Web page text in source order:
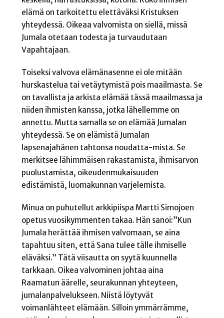
elämä on tarkoitettu elettäväksi Kristuksen
yhteydessä. Oikeaa valvomista on siellä, missä
Jumala otetaan todesta ja turvaudutaan
Vapahtajaan.
Toiseksi valvova elämänasenne ei ole mitään
hurskastelua tai vetäytymistä pois maailmasta. Se
on tavallista ja arkista elämää tässä maailmassa ja
niiden ihmisten kanssa, jotka lähellemme on
annettu. Mutta samalla se on elämää Jumalan
yhteydessä. Se on elämistä Jumalan
lapsenajahänen tahtonsa noudatta-mista. Se
merkitsee lähimmäisen rakastamista, ihmisarvon
puolustamista, oikeudenmukaisuuden
edistämistä, luomakunnan varjelemista.
Minua on puhutellut arkkipiispa Martti Simojoen
opetus vuosikymmenten takaa. Hän sanoi:”Kun
Jumala herättää ihmisen valvomaan, se aina
tapahtuu siten, että Sana tulee tälle ihmiselle
eläväksi.” Tätä viisautta on syytä kuunnella
tarkkaan. Oikea valvominen johtaa aina
Raamatun äärelle, seurakunnan yhteyteen,
jumalanpalvelukseen. Niistä löytyvät
voimanlähteet elämään. Silloin ymmärrämme,